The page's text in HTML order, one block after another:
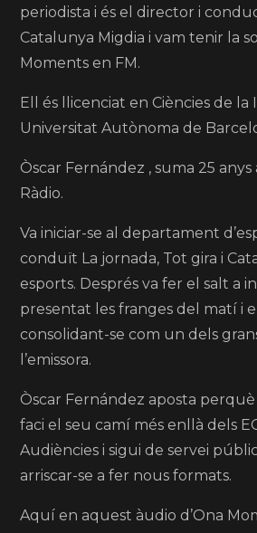
periodista i és el director i
Catalunya Migdia i vam tenir la
Moments en FM.
Ell és llicenciat en Ciències de
Universitat Autònoma de
Òscar Fernández , suma 25
Ràdio.
Va iniciar-se al departament
conduït La jornada, Tot gira i
esports. Després va fer el salt a
presentat les franges del matí i
consolidant-se com un dels
l’emissora.
Òscar Fernández aposta
faci el seu camí més enllà dels
Audiències i sigui de servei
arriscar-se a fer nous formats.
Aquí en aquest àudio d’Ona